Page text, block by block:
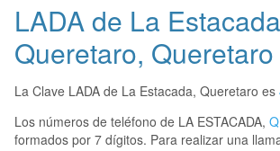
LADA de La
Queretaro, Queretaro
La Clave LADA de La Estacada, Queretaro es
Los números de teléfono de LA ESTACADA,
formados por 7 dígitos. Para realizar una